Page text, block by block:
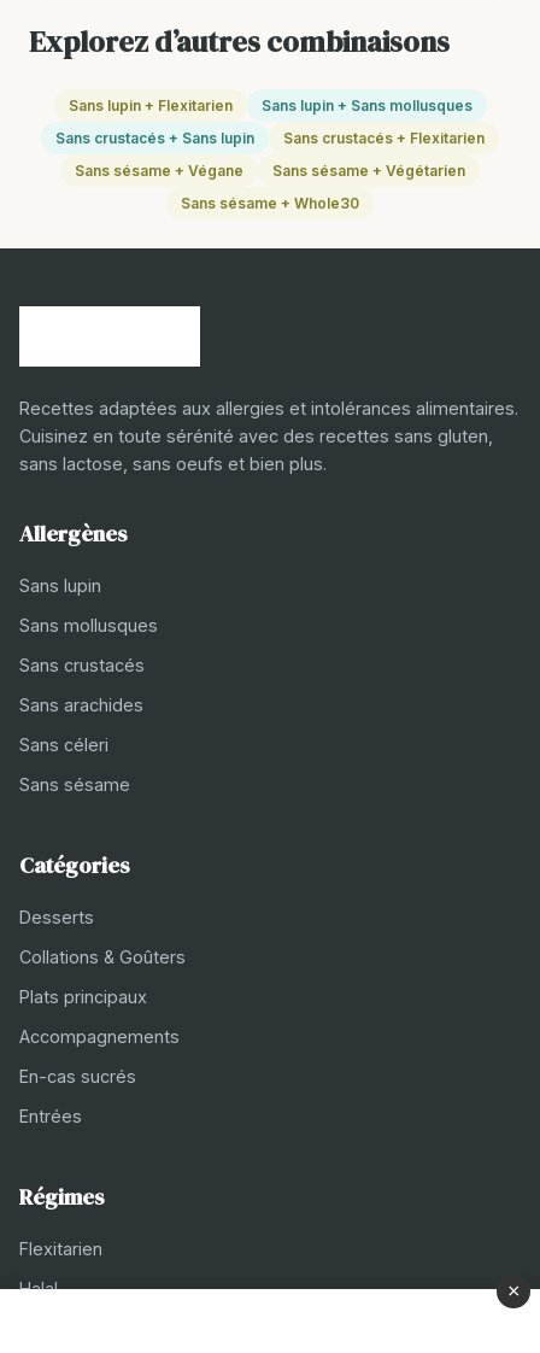
Explorez d’autres combinaisons
Sans lupin + Flexitarien
Sans lupin + Sans mollusques
Sans crustacés + Sans lupin
Sans crustacés + Flexitarien
Sans sésame + Végane
Sans sésame + Végétarien
Sans sésame + Whole30
Recettes adaptées aux allergies et intolérances alimentaires.
Cuisinez en toute sérénité avec des recettes sans gluten,
sans lactose, sans oeufs et bien plus.
Allergènes
Sans lupin
Sans mollusques
Sans crustacés
Sans arachides
Sans céleri
Sans sésame
Catégories
Desserts
Collations & Goûters
Plats principaux
Accompagnements
En-cas sucrés
Entrées
Régimes
Flexitarien
Halal
×